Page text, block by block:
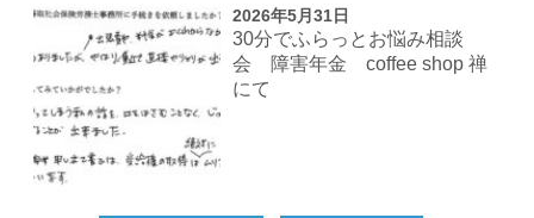
2026年5月31日
30分でふらっとお悩み相談
会 障害年金 coffee shop 禅
にて